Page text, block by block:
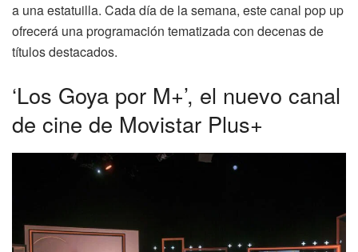
a una estatuilla. Cada día de la semana, este canal pop up
ofrecerá una programación tematizada con decenas de
títulos destacados.
‘Los Goya por M+’, el nuevo canal
de cine de Movistar Plus+